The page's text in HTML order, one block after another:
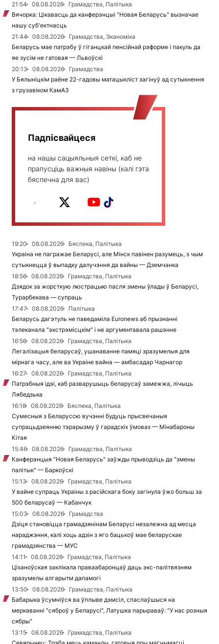
21:54 08.08.2026
Грамадства, Палітыка
Вячорка: Цікавасць да канферэнцыі "Новая Беларусь" вызначае
нашу суб'ектнасць
21:44
08.08.2026
Грамадства, Эканоміка
Беларусь мае патрэбу ў гіганцкай пенсійнай рэформе і пакуль да
яе зусім не гатовая — Львоўскі
20:13
08.08.2026
Грамадства
У Бялыніцкім раёне 22-гадовы матацыкліст загінуў ад сутыкнення
з грузавіком КамАЗ
Падпісвайцеся
на нашы сацыяльныя сеткі, каб не
прапусціць важныя навіны (калі гэта
бяспечна для вас)
19:20 08.08.2026
Бяспека, Палітыка
Украіна не пагражае Беларусі, але Мінск павінен разумець, з чым
сутыкнецца ў выпадку далучэння да вайны — Дземчанка
18:56
08.08.2026
Грамадства, Палітыка
Дзядок за жорсткую люстрацыю пасля змены ўлады ў Беларусі,
Турарбекава — супраць
17:47
08.08.2026
Палітыка
Беларусь дагэтуль не паведаміла Euronews аб прызнанні
тэлеканала "экстрэмісцкім" і не аргументавала рашэнне
16:56
08.08.2026
Грамадства, Палітыка
Легалізацыя беларусаў, ушанаванне памяці зразумелыя для
мірнага часу, але ва Украіне вайна — амбасадар Чарнагор
16:27
08.08.2026
Грамадства, Палітыка
Патрэбныя ідэі, каб разварушыць беларусаў замежжа, лічыць
Лябедзька
16:18
08.08.2026
Бяспека, Палітыка
Сумесныя з Беларуссю вучэнні будуць прысвечаныя
супрацьдзеянню тэрарызму ў гарадскіх ўмовах — Мінабароны
Кітая
15:46
08.08.2026
Грамадства, Палітыка
Канферэнцыя "Новая Беларусь" заўжды прыводзіць да "змены
палітык" — Баркоўскі
15:13
08.08.2026
Грамадства, Палітыка
У вайне супраць Украіны з расійскага боку загінула ўжо больш за
500 беларусаў — Кабанчук
15:03
08.08.2026
Грамадства
Дзіця становіцца грамадзянінам Беларусі незалежна ад месца
нараджэння, калі хоць адзін з яго бацькоў мае беларускае
грамадзянства — МУС
14:11
08.08.2026
Грамадства, Палітыка
Ціханоўская заклікала праваабаронцаў даць экс-палітвязням
зразумелы алгарытм дапамогі
13:50
08.08.2026
Грамадства, Палітыка
Бабарыка ўсумніўся ва ўплыве дэмсіл, спаслаўшыся на
меркаванні "сяброў у Беларусі", Латушка парыраваў: "У нас розныя
сябры"
13:15
08.08.2026
Грамадства, Палітыка